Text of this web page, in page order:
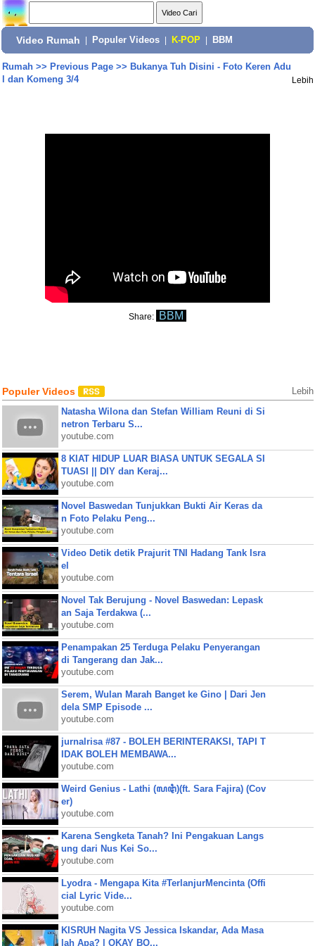
Video Rumah Populer Videos K-POP BBM
Rumah>> Previous Page>> Bukanya Tuh Disini - Foto Keren Adu
l dan Komeng 3/4
Lebih
Share: BBM
Populer Videos Lebih
Natasha Wilona dan Stefan William Reuni di Si
netron Terbaru S...
youtube.com
8 KIAT HIDUP LUAR BIASA UNTUK SEGALA SI
TUASI || DIY dan Keraj...
youtube.com
Novel Baswedan Tunjukkan Bukti Air Keras da
n Foto Pelaku Peng...
youtube.com
Video Detik detik Prajurit TNI Hadang Tank Isra
el
youtube.com
Novel Tak Berujung - Novel Baswedan: Lepask
an Saja Terdakwa (...
youtube.com
Penampakan 25 Terduga Pelaku Penyerangan
di Tangerang dan Jak...
youtube.com
Serem, Wulan Marah Banget ke Gino | Dari Jen
dela SMP Episode ...
youtube.com
jurnalrisa #87 - BOLEH BERINTERAKSI, TAPI T
IDAK BOLEH MEMBAWA...
youtube.com
Weird Genius - Lathi (ꦭꦛꦶ)(ft. Sara Fajira) (Cov
er)
youtube.com
Karena Sengketa Tanah? Ini Pengakuan Langs
ung dari Nus Kei So...
youtube.com
Lyodra - Mengapa Kita #TerlanjurMencinta (Offi
cial Lyric Vide...
youtube.com
KISRUH Nagita VS Jessica Iskandar, Ada Masa
lah Apa? | OKAY BO...